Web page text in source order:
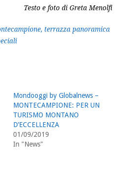
Testo e foto di Greta Menolfi
terrazza panoramica
Mondooggi by Globalnews –
MONTECAMPIONE: PER UN
TURISMO MONTANO
D’ECCELLENZA
01/09/2019
In "News"